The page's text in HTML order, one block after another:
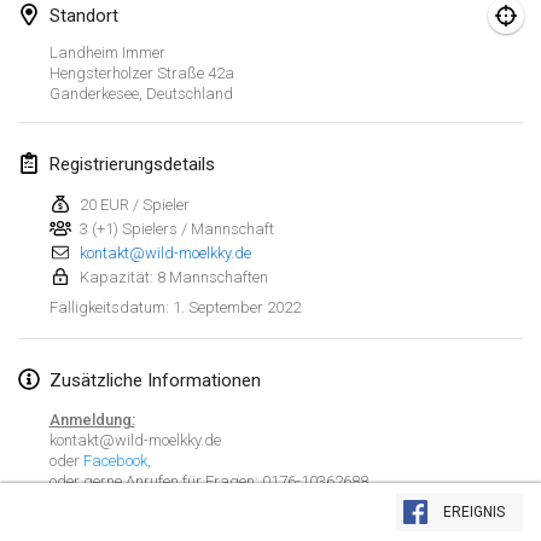
Liste anzeigen
Standort
Landheim Immer
Hengsterholzer Straße 42a
Ganderkesee, Deutschland
Registrierungsdetails
20 EUR / Spieler
3 (+1) Spielers / Mannschaft
kontakt@wild-moelkky.de
Kapazität: 8 Mannschaften
Fälligkeitsdatum: 1. September 2022
Zusätzliche Informationen
Anmeldung:
kontakt@wild-moelkky.de
oder Facebook,
oder gerne Anrufen für Fragen: 0176-10362688
EREIGNIS
Februar 2022
MS v MÖLKPARKURU
TangoMölkky
5. Feb. 2022 | Finnland
Kohti Kisoja
Yamagata Tournament
13. Feb. 2022
West Indiv Cup